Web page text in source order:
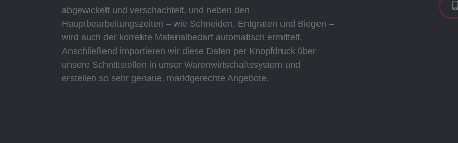
abgewickelt und verschachtelt, und neben den
Hauptbearbeitungszeiten – wie Schneiden, Entgraten und Biegen –
wird auch der korrekte Materialbedarf automatisch ermittelt.
Anschließend importieren wir diese Daten per Knopfdruck über
unsere Schnittstellen in unser Warenwirtschaftssystem und
erstellen so sehr genaue, marktgerechte Angebote.